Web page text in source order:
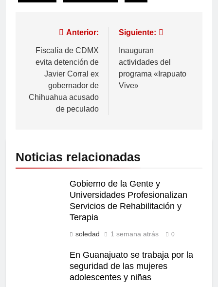
Anterior:
Fiscalía de CDMX
evita detención de
Javier Corral ex
gobernador de
Chihuahua acusado
de peculado
Siguiente:
Inauguran
actividades del
programa «Irapuato
Vive»
Noticias relacionadas
Gobierno de la Gente y
Universidades Profesionalizan
Servicios de Rehabilitación y
Terapia
soledad 1 semana atrás 0
En Guanajuato se trabaja por la
seguridad de las mujeres
adolescentes y niñas